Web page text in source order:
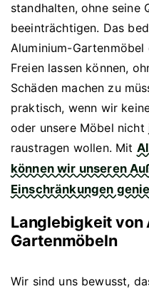
standhalten, ohne seine
beeinträchtigen. Das
Aluminium-
Freien lassen können,
Schäden machen zu
praktisch, wenn wir
oder unsere Möbel nicht
raustragen wollen. Mit
können wir unseren
Einschränkungen
Langlebigkeit von
Gartenmöbeln
Wir sind uns bewusst,